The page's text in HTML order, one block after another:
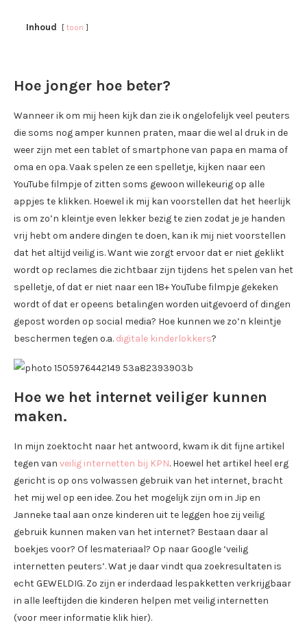
Inhoud toon
Hoe jonger hoe beter?
Wanneer ik om mij heen kijk dan zie ik ongelofelijk veel peuters
die soms nog amper kunnen praten, maar die wel al druk in de
weer zijn met een tablet of smartphone van papa en mama of
oma en opa. Vaak spelen ze een spelletje, kijken naar een
YouTube filmpje of zitten soms gewoon willekeurig op alle
appjes te klikken. Hoewel ik mij kan voorstellen dat het heerlijk
is om zo’n kleintje even lekker bezig te zien zodat je je handen
vrij hebt om andere dingen te doen, kan ik mij niet voorstellen
dat het altijd veilig is. Want wie zorgt ervoor dat er niet geklikt
wordt op reclames die zichtbaar zijn tijdens het spelen van het
spelletje, of dat er niet naar een 18+ YouTube filmpje gekeken
wordt of dat er opeens betalingen worden uitgevoerd of dingen
gepost worden op social media? Hoe kunnen we zo’n kleintje
beschermen tegen o.a. digitale kinderlokkers?
Hoe we het internet veiliger kunnen
maken.
In mijn zoektocht naar het antwoord, kwam ik dit fijne artikel
tegen van veilig internetten bij KPN. Hoewel het artikel heel erg
gericht is op ons volwassen gebruik van het internet, bracht
het mij wel op een idee. Zou het mogelijk zijn om in Jip en
Janneke taal aan onze kinderen uit te leggen hoe zij veilig
gebruik kunnen maken van het internet? Bestaan daar al
boekjes voor? Of lesmateriaal? Op naar Google ‘veilig
internetten peuters’. Wat je daar vindt qua zoekresultaten is
echt GEWELDIG. Zo zijn er inderdaad lespakketten verkrijgbaar
in alle leeftijden die kinderen helpen met veilig internetten
(voor meer informatie klik hier).